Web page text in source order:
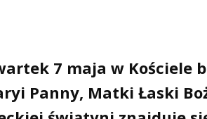
7 maja w Kościele
Panny, Matki Łaski